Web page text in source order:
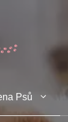
Psů